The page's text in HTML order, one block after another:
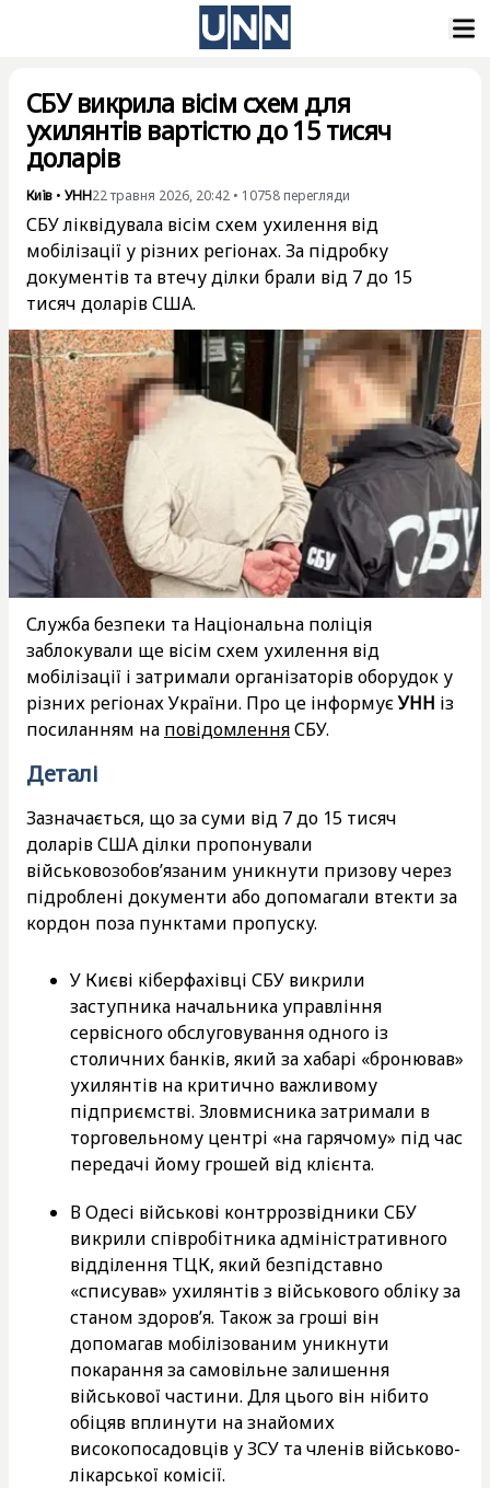
СБУ викрила вісім схем для
ухилянтів вартістю до 15 тисяч
доларів
Київ • УНН22 травня 2026, 20:42 • 10758 перегляди
СБУ ліквідувала вісім схем ухилення від
мобілізації у різних регіонах. За підробку
документів та втечу ділки брали від 7 до 15
тисяч доларів США.
Служба безпеки та Національна поліція
заблокували ще вісім схем ухилення від
мобілізації і затримали організаторів оборудок у
різних регіонах України. Про це інформуєУНН із
посиланням на повідомленняСБУ.
Деталі
Зазначається, що за суми від 7 до 15 тисяч
доларів США ділки пропонували
військовозобов’язаним уникнути призову через
підроблені документи або допомагали втекти за
кордон поза пунктами пропуску.
У Києві кіберфахівці СБУ викрили
заступника начальника управління
сервісного обслуговування одного із
столичних банків, який за хабарі «бронював»
ухилянтів на критично важливому
підприємстві. Зловмисника затримали в
торговельному центрі «на гарячому» під час
передачі йому грошей від клієнта.
В Одесі військові контррозвідники СБУ
викрили співробітника адміністративного
відділення ТЦК, який безпідставно
«списував» ухилянтів з військового обліку за
станом здоров’я. Також за гроші він
допомагав мобілізованим уникнути
покарання за самовільне залишення
військової частини. Для цього він нібито
обіцяв вплинути на знайомих
високопосадовців у ЗСУ та членів військово-
лікарської комісії.